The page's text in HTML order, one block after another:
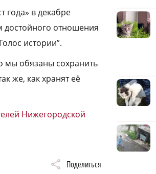
года» в декабре
достойного отношения
истории”.
мы обязаны сохранить
же, как хранят её
Нижегородской
Поделиться